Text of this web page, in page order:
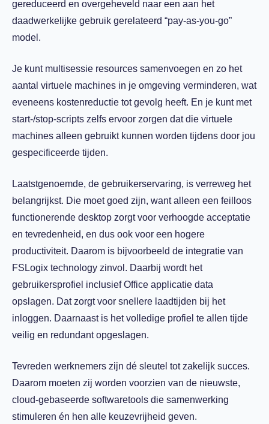
gereduceerd en overgeheveld naar een aan het
daadwerkelijke gebruik gerelateerd “pay-as-you-go”
model.
Je kunt multisessie resources samenvoegen en zo het
aantal virtuele machines in je omgeving verminderen, wat
eveneens kostenreductie tot gevolg heeft. En je kunt met
start-/stop-scripts zelfs ervoor zorgen dat die virtuele
machines alleen gebruikt kunnen worden tijdens door jou
gespecificeerde tijden.
Laatstgenoemde, de gebruikerservaring, is verreweg het
belangrijkst. Die moet goed zijn, want alleen een feilloos
functionerende desktop zorgt voor verhoogde acceptatie
en tevredenheid, en dus ook voor een hogere
productiviteit. Daarom is bijvoorbeeld de integratie van
FSLogix technology zinvol. Daarbij wordt het
gebruikersprofiel inclusief Office applicatie data
opslagen. Dat zorgt voor snellere laadtijden bij het
inloggen. Daarnaast is het volledige profiel te allen tijde
veilig en redundant opgeslagen.
Tevreden werknemers zijn dé sleutel tot zakelijk succes.
Daarom moeten zij worden voorzien van de nieuwste,
cloud-gebaseerde softwaretools die samenwerking
stimuleren én hen alle keuzevrijheid geven.